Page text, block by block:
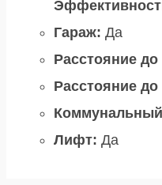
Гараж: Да
Расстояние
Расстояние
Лифт: Да